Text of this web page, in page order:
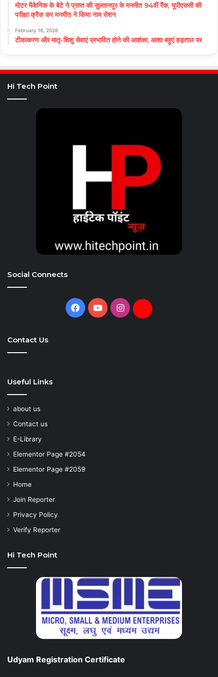
मोटर मैकेनिक के बेटे ने प्राप्त की सुल्तानपुर के मनमीत 94वीं रैंक, यूपीएससी की
परीक्षा क्रैक कर मनमीत ने किया नाम रोशन
February 16, 2026
टीकाकरण और मातृ-शिशु सेवाएं प्रभावित होने की आशंका, आशा बहुएं हड़ताल पर
Hi Tech Point
Social Connects
Facebook
YouTubeInstagramDaily
Contact Us
Useful Links
about us
Contact us
E-Library
Elementor Page #2054
Elementor Page #2059
Home
Join Reporter
Privacy Policy
Verify Reporter
Hi Tech Point
Udyam Registration Certificate